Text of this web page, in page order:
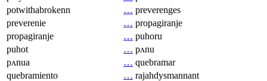
potwithabrokenn
… preverenges
preverenie
… propagiranje
propagiranje
… puhoru
puhot
… pʌnu
pʌnua
… quebramar
quebramiento
… rajahdysmannant